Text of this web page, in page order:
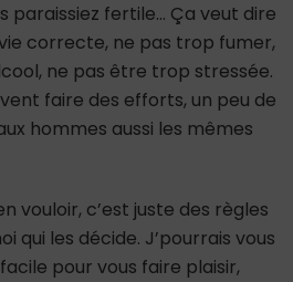
paraissiez fertile… Ça veut dire
correcte, ne pas trop fumer,
ne pas être trop stressée.
faire des efforts, un peu de
hommes aussi les mêmes
vouloir, c’est juste des règles
qui les décide. J’pourrais vous
pour vous faire plaisir,